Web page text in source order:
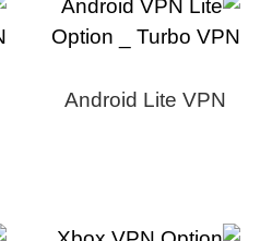
Android Lite VPN